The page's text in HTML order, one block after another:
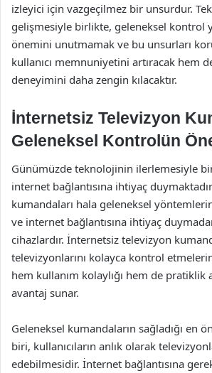
izleyici için vazgeçilmez bir unsurdur.
gelişmesiyle birlikte, geleneksel kontrol
önemini unutmamak ve bu unsurları
kullanıcı memnuniyetini artıracak hem
deneyimini daha zengin kılacaktır.
İnternetsiz Televizyon
Geleneksel Kontrolün
Günümüzde teknolojinin ilerlemesiyle
internet bağlantısına ihtiyaç
kumandaları hala geleneksel
ve internet bağlantısına ihtiyaç
cihazlardır. İnternetsiz televizyon
televizyonlarını kolayca kontrol
hem kullanım kolaylığı hem de pratiklik
avantaj sunar.
Geleneksel kumandaların sağladığı en
biri, kullanıcıların anlık olarak
edebilmesidir. İnternet bağlantısına